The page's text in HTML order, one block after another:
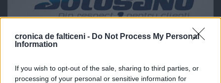
cronica de falticeni - Do Not Process My Personal
Information
If you wish to opt-out of the sale, sharing to third parties, or
processing of your personal or sensitive information for